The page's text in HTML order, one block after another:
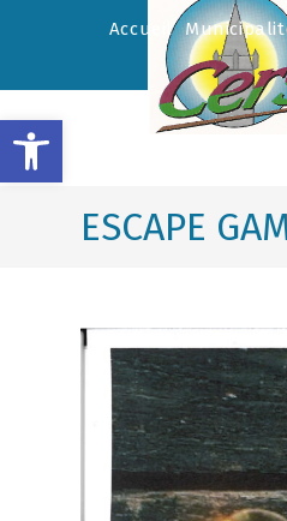
Accueil
ESCAPE
Ouvrir la barre